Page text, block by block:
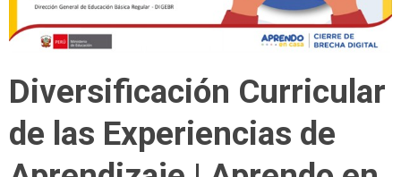
Diversificación Curricular
de las Experiencias de